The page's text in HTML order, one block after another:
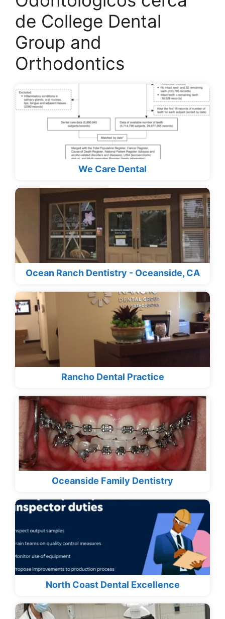
de College Dental
Group and
Orthodontics
We Care Dental
Ocean Ranch Dentistry - Oceanside, CA
Rancho Dental Practice
Oceanside Family Dentistry
North Coast Dental Excellence